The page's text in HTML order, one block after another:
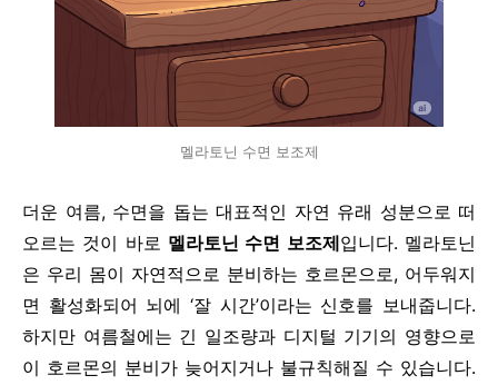
멜라토닌 수면 보조제
더운 여름, 수면을 돕는 대표적인 자연 유래 성분으로 떠
오르는 것이 바로 멜라토닌 수면 보조제입니다. 멜라토닌
은 우리 몸이 자연적으로 분비하는 호르몬으로, 어두워지
면 활성화되어 뇌에 ‘잘 시간’이라는 신호를 보내줍니다.
하지만 여름철에는 긴 일조량과 디지털 기기의 영향으로
이 호르몬의 분비가 늦어지거나 불규칙해질 수 있습니다.